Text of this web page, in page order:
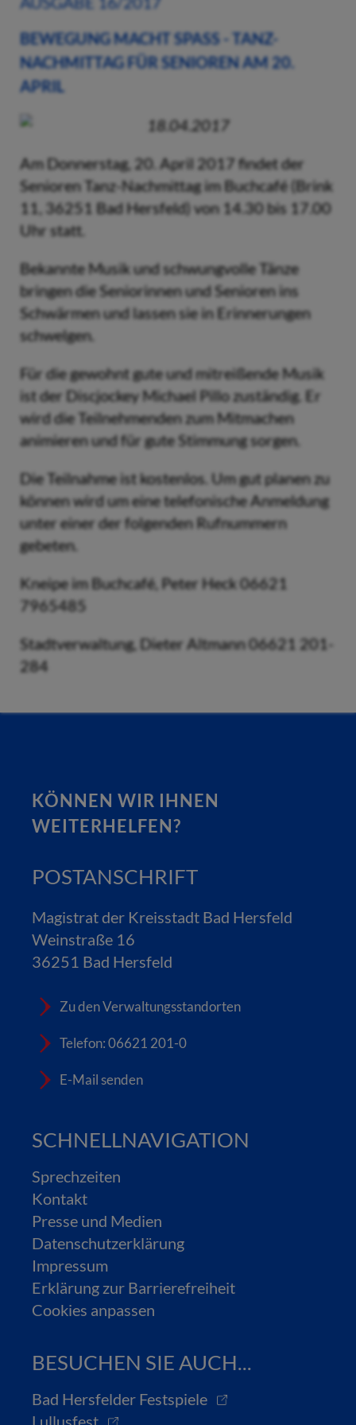
BEWEGUNG MACHT SPASS - TANZ-N
ACHMITTAG FÜR SENIOREN AM 20. A
PRIL
18.04.2017
Am Donnerstag, 20. April 2017 findet der
Senioren Tanz-Nachmittag im Buchcafé (Brink
11, 36251 Bad Hersfeld) von 14.30 bis 17.00
Uhr statt.
Bekannte Musik und schwungvolle Tänze
bringen die Seniorinnen und Senioren ins
Schwärmen und lassen sie in Erinnerungen
schwelgen.
Für die gewohnt gute und mitreißende Musik
ist der Discjockey Michael Pillo zuständig. Er
wird die Teilnehmenden zum Mitmachen
animieren und für gute Stimmung sorgen.
Die Teilnahme ist kostenlos. Um gut planen zu
können wird um eine telefonische Anmeldung
unter einer der folgenden Rufnummern
gebeten.
Kneipe im Buchcafé, Peter Heck 06621
7965485
Stadtverwaltung, Dieter Altmann 06621 201-
284
KÖNNEN WIR IHNEN
WEITERHELFEN?
POSTANSCHRIFT
Magistrat der Kreisstadt Bad Hersfeld
Weinstraße 16
36251 Bad Hersfeld
Zu den Verwaltungsstandorten
Telefon: 06621 201-0
E-Mail senden
SCHNELLNAVIGATION
Sprechzeiten
Kontakt
Presse und Medien
Datenschutzerklärung
Impressum
Erklärung zur Barrierefreiheit
Cookies anpassen
BESUCHEN SIE AUCH...
Bad Hersfelder Festspiele
Lullusfest